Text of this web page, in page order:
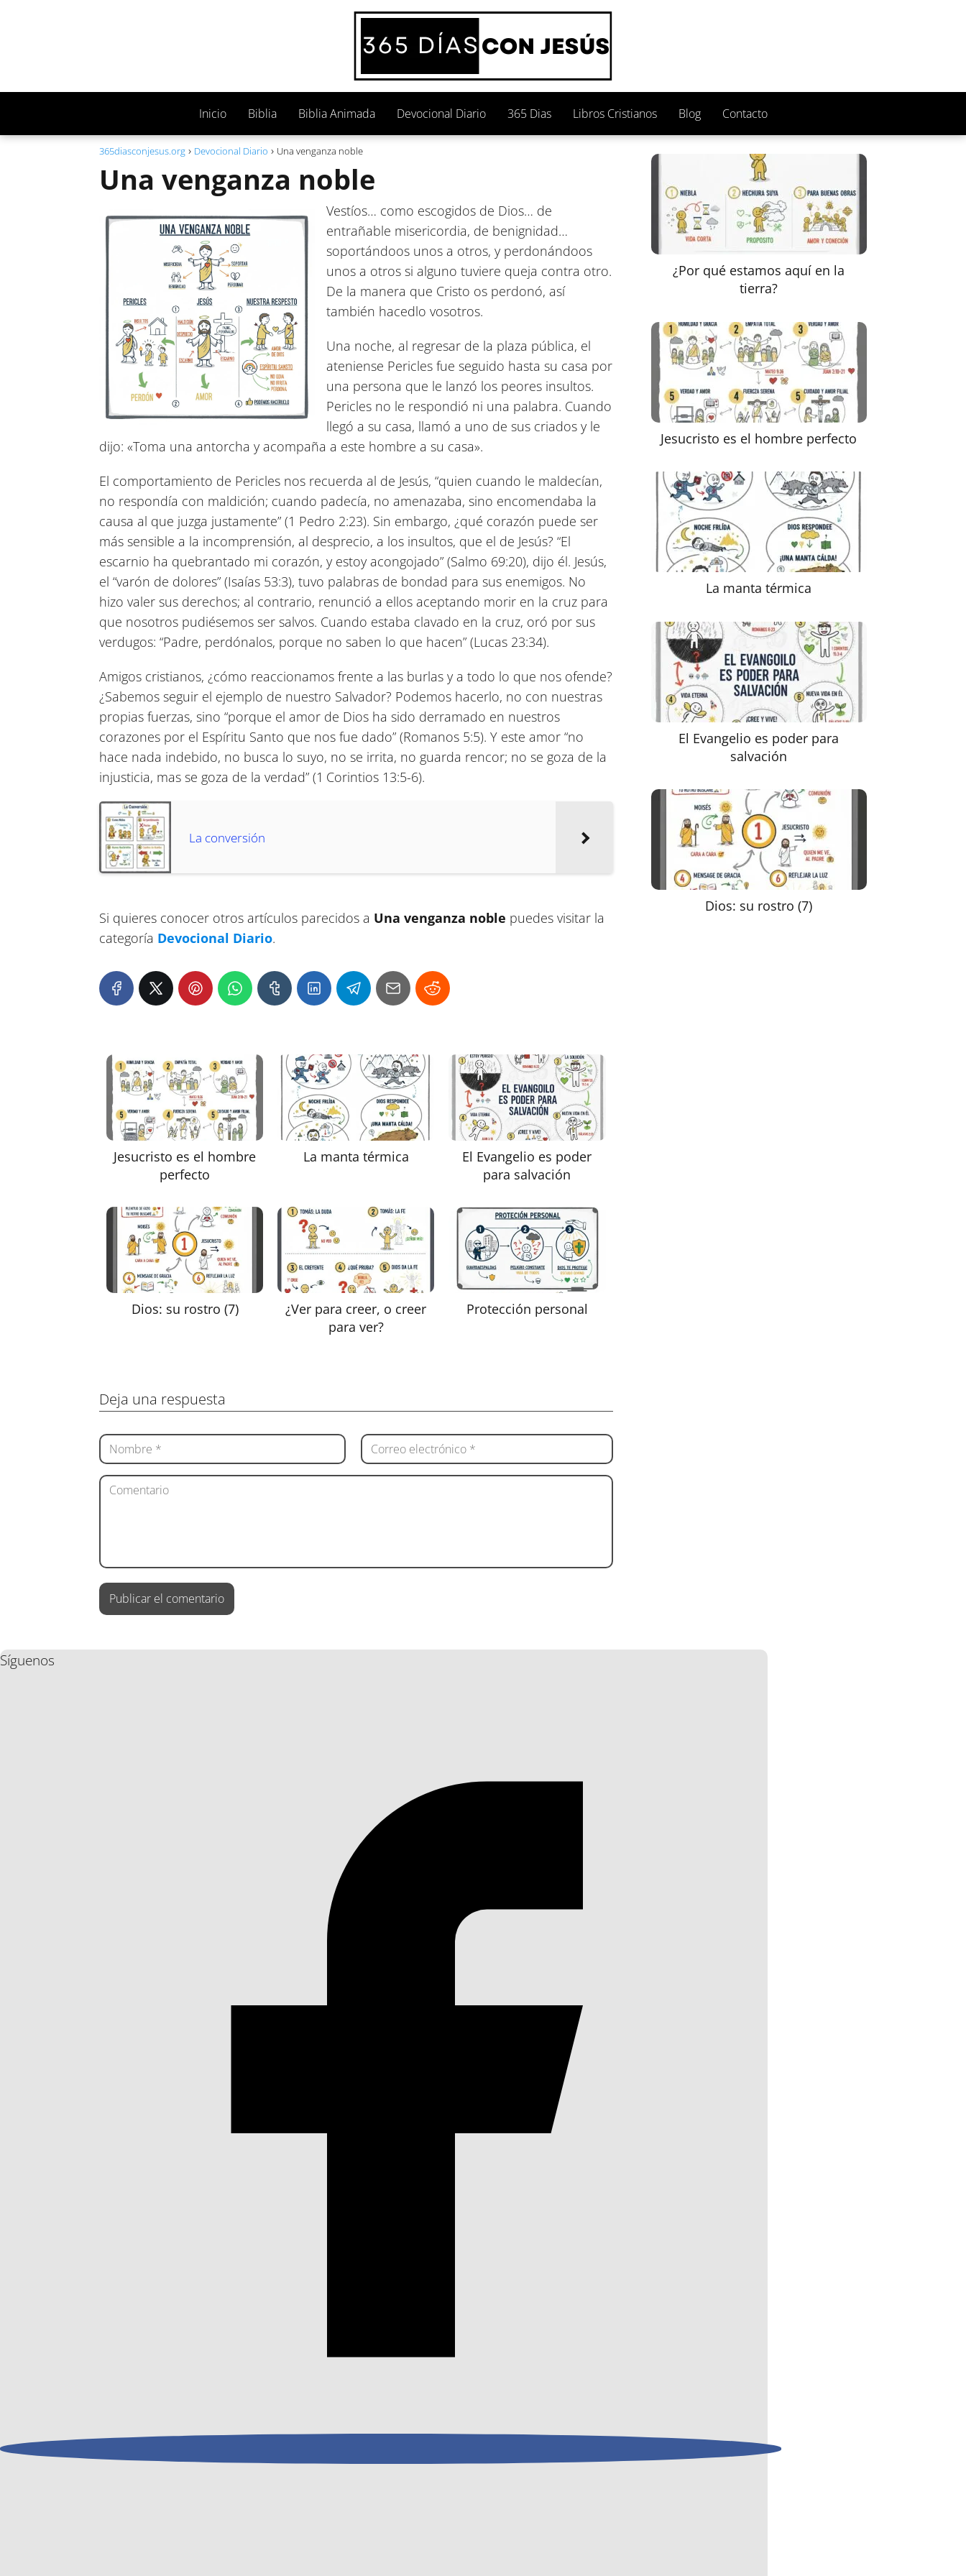
Inicio Biblia Biblia Animada Devocional Diario 365 Dias Libros Cristianos Blog Contacto
365diasconjesus.org Devocional Diario Una venganza noble
Una venganza noble
Vestíos… como escogidos de Dios… de
entrañable misericordia, de benignidad…
soportándoos unos a otros, y perdonándoos
unos a otros si alguno tuviere queja contra otro.
De la manera que Cristo os perdonó, así
también hacedlo vosotros.
Una noche, al regresar de la plaza pública, el
ateniense Pericles fue seguido hasta su casa por
una persona que le lanzó los peores insultos.
Pericles no le respondió ni una palabra. Cuando
llegó a su casa, llamó a uno de sus criados y le
dijo: «Toma una antorcha y acompaña a este hombre a su casa».
El comportamiento de Pericles nos recuerda al de Jesús, “quien cuando le maldecían,
no respondía con maldición; cuando padecía, no amenazaba, sino encomendaba la
causa al que juzga justamente” (1 Pedro 2:23). Sin embargo, ¿qué corazón puede ser
más sensible a la incomprensión, al desprecio, a los insultos, que el de Jesús? “El
escarnio ha quebrantado mi corazón, y estoy acongojado” (Salmo 69:20), dijo él. Jesús,
el “varón de dolores” (Isaías 53:3), tuvo palabras de bondad para sus enemigos. No
hizo valer sus derechos; al contrario, renunció a ellos aceptando morir en la cruz para
que nosotros pudiésemos ser salvos. Cuando estaba clavado en la cruz, oró por sus
verdugos: “Padre, perdónalos, porque no saben lo que hacen” (Lucas 23:34).
Amigos cristianos, ¿cómo reaccionamos frente a las burlas y a todo lo que nos ofende?
¿Sabemos seguir el ejemplo de nuestro Salvador? Podemos hacerlo, no con nuestras
propias fuerzas, sino “porque el amor de Dios ha sido derramado en nuestros
corazones por el Espíritu Santo que nos fue dado” (Romanos 5:5). Y este amor “no
hace nada indebido, no busca lo suyo, no se irrita, no guarda rencor; no se goza de la
injusticia, mas se goza de la verdad” (1 Corintios 13:5-6).
La conversión
Si quieres conocer otros artículos parecidos a Una venganza noble puedes visitar la
categoría Devocional Diario.
Jesucristo es el hombre
perfecto
La manta térmica
El Evangelio es poder
para salvación
Dios: su rostro (7)
¿Ver para creer, o creer
para ver?
Protección personal
Deja una respuesta
¿Por qué estamos aquí en la
tierra?
Jesucristo es el hombre perfecto
La manta térmica
El Evangelio es poder para
salvación
Dios: su rostro (7)
Síguenos